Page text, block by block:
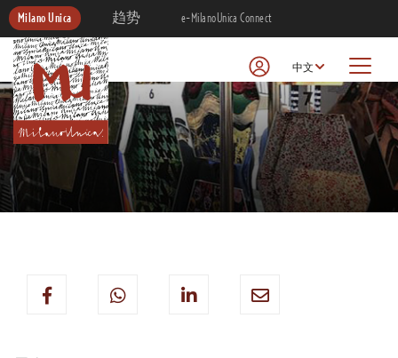
Milano Unica 趋势 e-MilanoUnica Connect
中文